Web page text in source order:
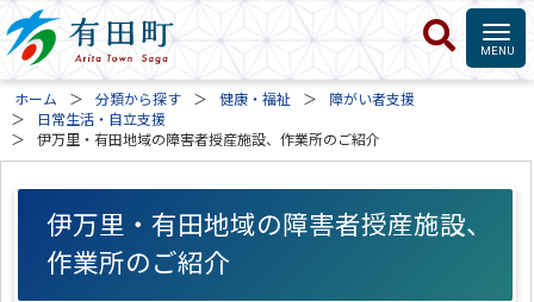
ホーム 分類から探す 健康・福祉
障がい者支援
日常生活・自立支援
伊万里・有田地域の障害者授産施設、作業所のご紹介
伊万里・有田地域の障害者授産施設、
作業所のご紹介